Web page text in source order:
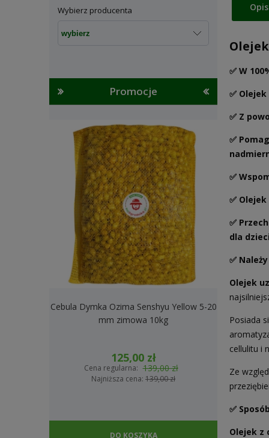
Wybierz producenta
Promocje
Cebula Dymka Ozima Senshyu Yellow 5-20
mm zimowa 10kg
125,00 zł
Cena regularna: 139,00 zł
Najniższa cena: 139,00 zł
DO KOSZYKA
Opis
✅ W
✅
✅ Z
✅
✅
✅
✅
dla
✅
Olejek
Posiada
cellulitu i
Ze
✅
Olejek z